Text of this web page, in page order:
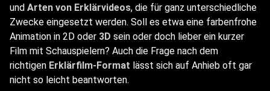
und Arten von Erklärvideos, die für ganz unterschiedliche
Zwecke eingesetzt werden. Soll es etwa eine farbenfrohe
Animation in 2D oder 3D sein oder doch lieber ein kurzer
Film mit Schauspielern? Auch die Frage nach dem
richtigen Erklärfilm-Format lässt sich auf Anhieb oft gar
nicht so leicht beantworten.